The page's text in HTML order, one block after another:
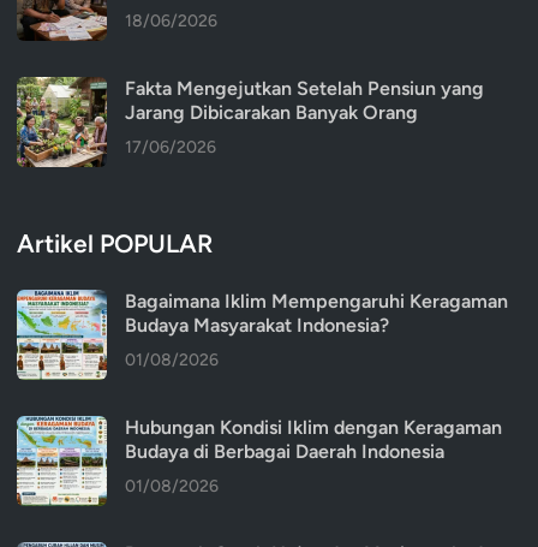
18/06/2026
Fakta Mengejutkan Setelah Pensiun yang
Jarang Dibicarakan Banyak Orang
17/06/2026
Artikel POPULAR
Bagaimana Iklim Mempengaruhi Keragaman
Budaya Masyarakat Indonesia?
01/08/2026
Hubungan Kondisi Iklim dengan Keragaman
Budaya di Berbagai Daerah Indonesia
01/08/2026